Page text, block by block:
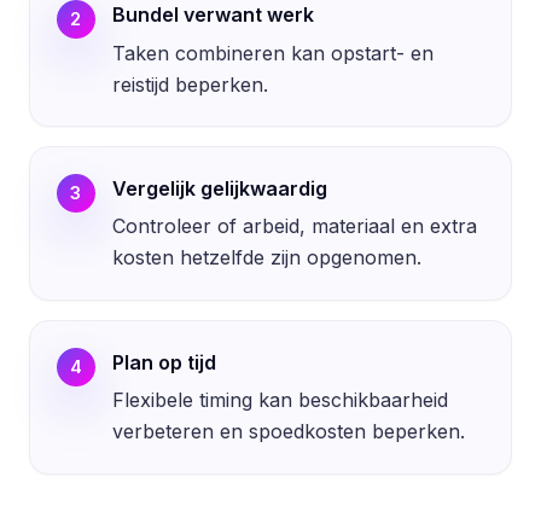
2
Bundel verwant werk
Taken combineren kan opstart- en
reistijd beperken.
3
Vergelijk gelijkwaardig
Controleer of arbeid, materiaal en extra
kosten hetzelfde zijn opgenomen.
4
Plan op tijd
Flexibele timing kan beschikbaarheid
verbeteren en spoedkosten beperken.